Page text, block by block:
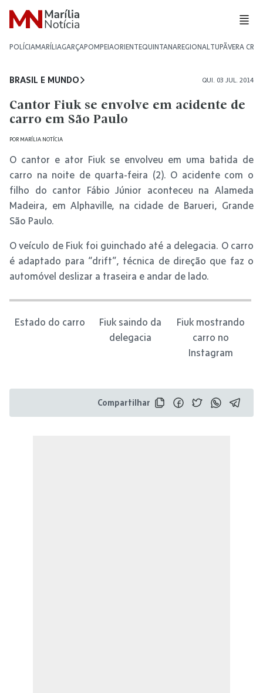
POLÍCIAMARÍLIAGARÇAPOMPEIAORIENTEQUINTANAREGIONALTUPÃVERA CRUZ
BRASIL E MUNDO QUI. 03 JUL. 2014
Cantor Fiuk se envolve em acidente de
carro em São Paulo
POR MARÍLIA NOTÍCIA
O cantor e ator Fiuk se envolveu em uma batida de
carro na noite de quarta-feira (2). O acidente com o
filho do cantor Fábio Júnior aconteceu na Alameda
Madeira, em Alphaville, na cidade de Barueri, Grande
São Paulo.
O veículo de Fiuk foi guinchado até a delegacia. O carro
é adaptado para “drift”, técnica de direção que faz o
automóvel deslizar a traseira e andar de lado.
Estado do carro
Fiuk saindo da
delegacia
Fiuk mostrando
carro no
Instagram
Compartilhar